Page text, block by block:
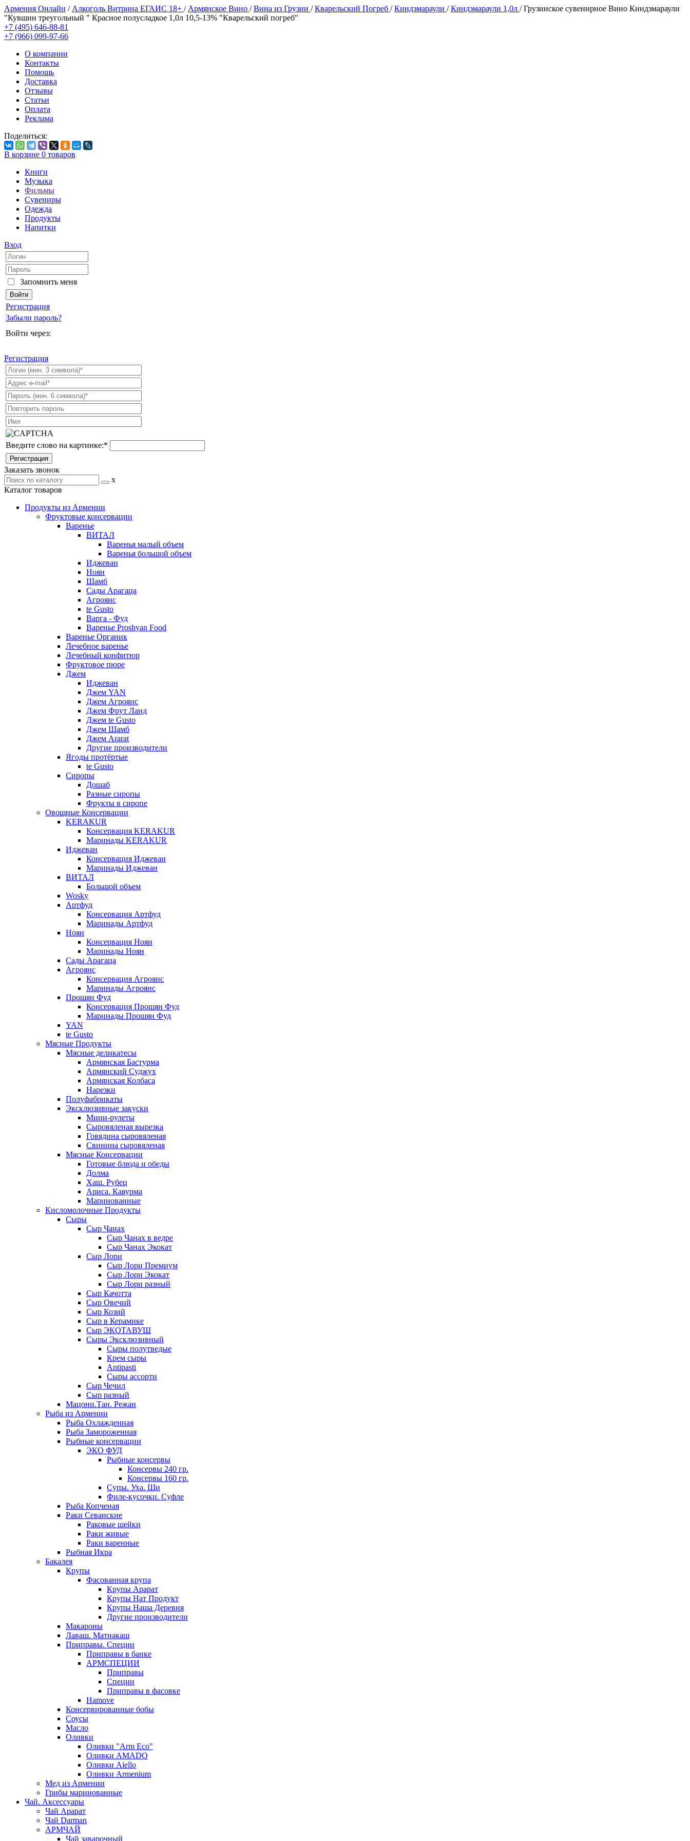
Армения Онлайн / Алкоголь Витрина ЕГАИС 18+ / Армянское Вино /Вина из Грузии /Кварельский Погреб /Киндзмараули /Киндзмараули 1,0л /Грузинское сувенирное Вино Киндзмараули
"Кувшин треугольный " Красное полусладкое 1,0л 10,5-13% "Кварельский погреб"
+7 (495) 646-88-81
+7 (966) 099-97-66
О компании
Контакты
Помощь
Доставка
Отзывы
Статьи
Оплата
Реклама
Поделиться:
В корзине 0 товаров
Книги
Музыка
Фильмы
Сувениры
Одежда
Продукты
Напитки
Вход
Запомнить меня
Регистрация
Забыли пароль?
Войти через:
Регистрация
Введите слово на картинке:*
Заказать звонок
x
Каталог товаров
Продукты из Армении
Фруктовые консервации
Варенье
ВИТАЛ
Варенья малый объем
Варенья большой объем
Иджеван
Ноян
Шамб
Сады Арагаца
Агроянс
te Gusto
Варга - Фуд
Варенье Proshyan Food
Варенье Органик
Лечебное варенье
Лечебный конфитюр
Фруктовое пюре
Джем
Иджеван
Джем YAN
Джем Агроянс
Джем Фрут Ланд
Джем te Gusto
Джем Шамб
Джем Ararat
Другие производители
Ягоды протёртые
te Gusto
Сиропы
Дошаб
Разные сиропы
Фрукты в сиропе
Овощные Консервации
KERAKUR
Консервация KERAKUR
Маринады KERAKUR
Иджеван
Консервация Иджеван
Маринады Иджеван
ВИТАЛ
Большой объем
Wosky
Артфуд
Консервация Артфуд
Маринады Артфуд
Ноян
Консервация Ноян
Маринады Ноян
Сады Арагаца
Агроянс
Консервация Агроянс
Маринады Агроянс
Прошян Фуд
Консервация Прошян Фуд
Маринады Прошян Фуд
YAN
te Gusto
Мясные Продукты
Мясные деликатесы
Армянская Бастурма
Армянский Суджух
Армянская Колбаса
Нарезки
Полуфабрикаты
Эксклюзивные закуски
Мини-рулеты
Сыровяленая вырезка
Говядина сыровяленая
Свинина сыровяленая
Мясные Консервации
Готовые блюда и обеды
Долма
Хаш. Рубец
Ариса. Кавурма
Маринованные
Кисломолочные Продукты
Сыры
Сыр Чанах
Сыр Чанах в ведре
Сыр Чанах Экокат
Сыр Лори
Сыр Лори Премиум
Сыр Лори Экокат
Сыр Лори разный
Сыр Качотта
Сыр Овечий
Сыр Козий
Сыр в Керамике
Сыр ЭКОТАВУШ
Сыры Эксклюзивный
Сыры полутведые
Крем сыры
Antipasti
Сыры ассорти
Сыр Чечил
Сыр разный
Мацони.Тан. Режан
Рыба из Армении
Рыба Охлажденная
Рыба Замороженная
Рыбные консервации
ЭКО ФУД
Рыбные консервы
Консервы 240 гр.
Консервы 160 гр.
Супы. Уха. Щи
Филе-кусочки. Суфле
Рыба Копченая
Раки Севанские
Раковые шейки
Раки живые
Раки варенные
Рыбная Икра
Бакалея
Крупы
Фасованная крупа
Крупы Арарат
Крупы Нат Продукт
Крупы Наша Деревня
Другие производители
Макароны
Лаваш. Матнакаш
Приправы. Специи
Приправы в банке
АРМСПЕЦИИ
Приправы
Специи
Приправы в фасовке
Hamove
Консервированные бобы
Соусы
Масло
Оливки
Оливки "Arm Eco"
Оливки AMADO
Оливки Aiello
Оливки Armenium
Мед из Армении
Грибы маринованные
Чай. Аксессуары
Чай Арарат
Чай Darman
АРМЧАЙ
Чай заварочный